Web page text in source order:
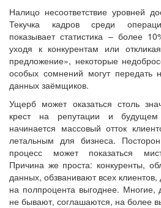
Налицо несоответствие уровней
Текучка кадров среди
показывает статистика – более
уходя к конкурентам или
предложение», некоторые
особых сомнений могут передать
данных заёмщиков.
Ущерб может оказаться столь
крест на репутации и
начинается массовый отток
летальным для бизнеса.
процесс может показаться
Причина же проста: конкуренты,
данных, обзванивают всех
на полпроцента выгоднее. Многие,
не бывают, соглашаются, на более